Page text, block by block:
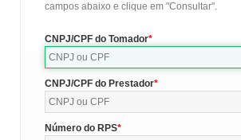
campos abaixo e clique em "Consultar".
CNPJ/CPF do Tomador
CNPJ/CPF do Prestador
Número do RPS